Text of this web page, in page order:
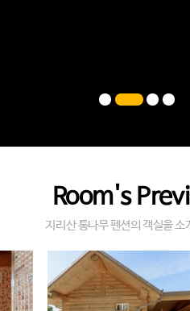
Room's
지리산 통나무 펜션의 객실을 소